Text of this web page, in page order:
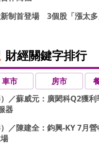
制首登場 3個股「漲太
財經關鍵字排行
車市 房市
／蘇威元：廣閎科Q2獲利
器
／陳建全：鈞興-KY 7月